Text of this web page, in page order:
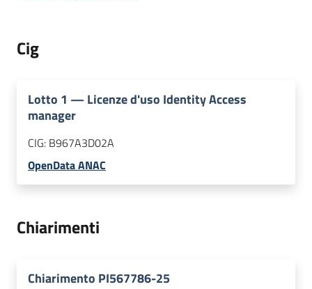
Cig
Lotto 1 — Licenze d'uso Identity Access
manager
CIG: B967A3D02A
OpenData ANAC
Chiarimenti
Chiarimento PI567786-25